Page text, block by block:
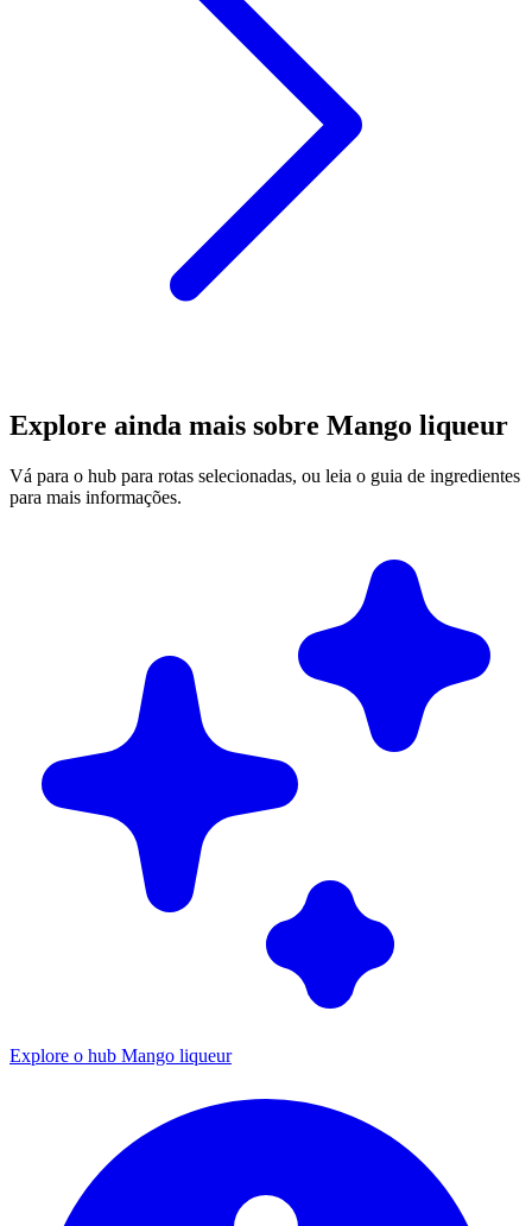
Explore ainda mais sobre Mango liqueur
Vá para o hub para rotas selecionadas, ou leia o guia de ingredientes
para mais informações.
Explore o hub Mango liqueur